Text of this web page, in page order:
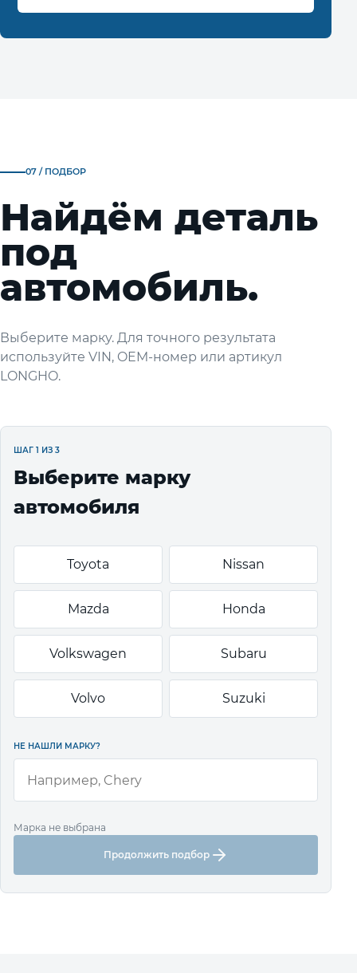
07 / ПОДБОР
Найдём деталь
под
автомобиль.
Выберите марку. Для точного результата
используйте VIN, OEM-номер или артикул
LONGHO.
ШАГ 1 ИЗ 3
Выберите марку
автомобиля
Toyota Nissan
Mazda Honda
Volkswagen Subaru
Volvo Suzuki
НЕ НАШЛИ МАРКУ?
Марка не выбрана
Продолжить подбор